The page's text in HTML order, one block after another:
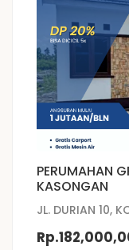
PERUMAHAN
KASONGAN
JL. DURIAN 10,